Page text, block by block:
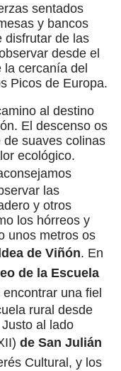
sentados
y bancos
disfrutar de las
desde el
la cercanía del
Picos de Europa.
al destino
El descenso os
suaves colinas
ecológico.
las
y otros
los hórreos y
unos metros os
de Viñón. En
de la Escuela
una fiel
rural desde
al lado
de San Julián
Cultural, y los